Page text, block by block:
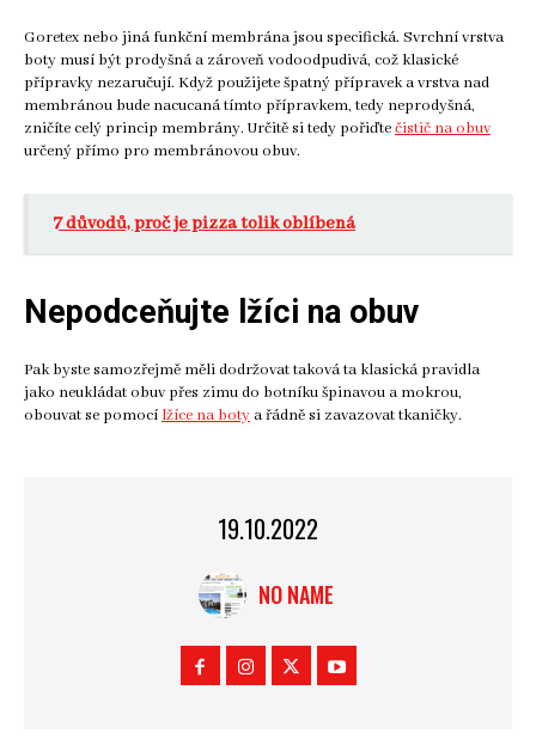
Goretex nebo jiná funkční membrána jsou specifická. Svrchní vrstva
boty musí být prodyšná a zároveň vodoodpudivá, což klasické
přípravky nezaručují. Když použijete špatný přípravek a vrstva nad
membránou bude nacucaná tímto přípravkem, tedy neprodyšná,
zničíte celý princip membrány. Určitě si tedy pořiďtečistič na obuv
určený přímo pro membránovou obuv.
7 důvodů, proč je pizza tolik oblíbená
Nepodceňujte lžíci na obuv
Pak byste samozřejmě měli dodržovat taková ta klasická pravidla
jako neukládat obuv přes zimu do botníku špinavou a mokrou,
obouvat se pomocí lžíce na botya řádně si zavazovat tkaničky.
19.10.2022
NO NAME